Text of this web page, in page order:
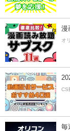
漫
オ
CS
毎